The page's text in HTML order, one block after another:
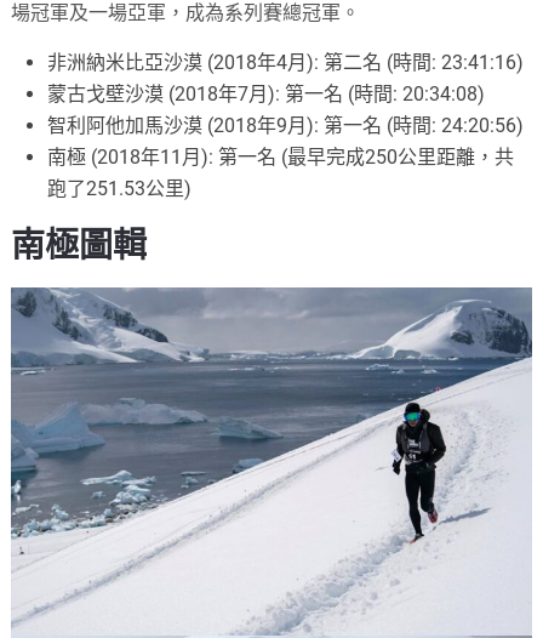
場冠軍及一場亞軍，成為系列賽總冠軍。
非洲納米比亞沙漠 (2018年4月): 第二名 (時間: 23:41:16)
蒙古戈壁沙漠 (2018年7月): 第一名 (時間: 20:34:08)
智利阿他加馬沙漠 (2018年9月): 第一名 (時間: 24:20:56)
南極 (2018年11月): 第一名 (最早完成250公里距離，共
跑了251.53公里)
南極圖輯